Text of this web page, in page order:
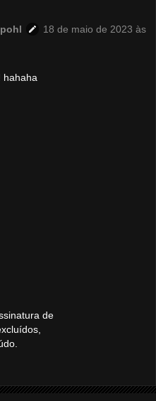
18 de maio de 2023 às
hahaha
de